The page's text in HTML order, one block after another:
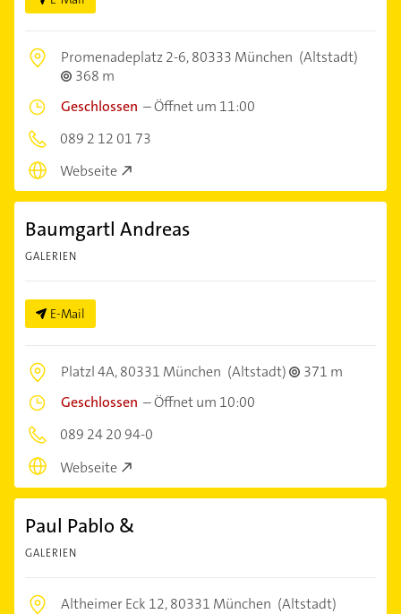
Promenadeplatz 2-6,80333 München (Altstadt)
368 m
Geschlossen –Öffnet um 11:00
089 2 12 01 73
Webseite
Baumgartl Andreas
GALERIEN
E-Mail
Platzl 4A,80331 München (Altstadt)
371 m
Geschlossen –Öffnet um 10:00
089 24 20 94-0
Webseite
Paul Pablo &
GALERIEN
Altheimer Eck 12,80331 München (Altstadt)